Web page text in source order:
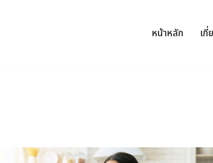
หน้าหลัก เกี่